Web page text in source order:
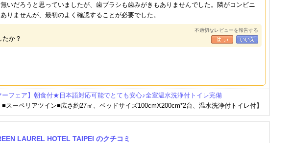
いだろうと思っていましたが、歯ブラシも歯みがきもありませんでした。隣がコンビニ
りませんが、最初のよく確認することが必要でした。
か？
不適切なレビューを報告する
ーフェア】朝食付★日本語対応可能でとても安心♪全室温水洗浄付トイレ完備
■スーペリアツイン■広さ約27㎡、ベッドサイズ100cmX200cm*2台、温水洗浄付トイレ付】
LAUREL HOTEL TAIPEI のクチコミ